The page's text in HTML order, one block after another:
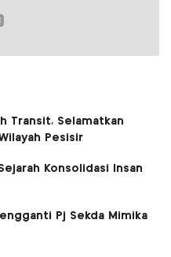
Transit, Selamatkan
Pesisir
Konsolidasi Insan
Pj Sekda Mimika